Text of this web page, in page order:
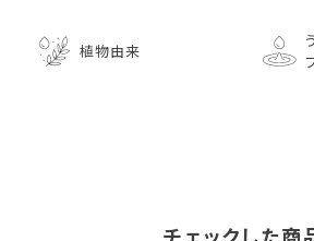
植物由来